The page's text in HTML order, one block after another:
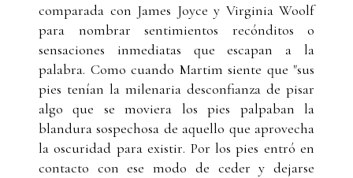
comparada con James Joyce y Virginia Woolf
para nombrar sentimientos recónditos o
sensaciones inmediatas que escapan a la
palabra. Como cuando Martim siente que "sus
pies tenían la milenaria desconfianza de pisar
algo que se moviera los pies palpaban la
blandura sospechosa de aquello que aprovecha
la oscuridad para existir. Por los pies entró en
contacto con ese modo de ceder y dejarse